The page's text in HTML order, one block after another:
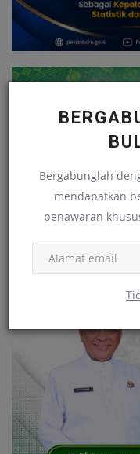
Bergabunglah
mendapatkan
penawaran